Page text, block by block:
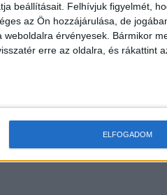
beállításait. Felhívjuk figyelmét,
az Ön hozzájárulása, de
érvényesek. Bármikor
erre az oldalra, és rákattint
ELFOGADOM